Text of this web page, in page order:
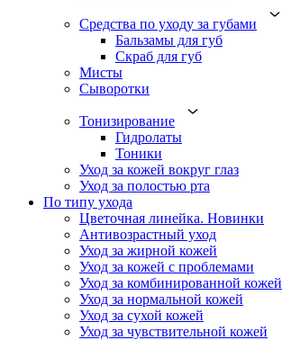
Средства по уходу за губами
Бальзамы для губ
Скраб для губ
Мисты
Сыворотки
Тонизирование
Гидролаты
Тоники
Уход за кожей вокруг глаз
Уход за полостью рта
По типу ухода
Цветочная линейка. Новинки
Антивозрастный уход
Уход за жирной кожей
Уход за кожей с проблемами
Уход за комбинированной кожей
Уход за нормальной кожей
Уход за сухой кожей
Уход за чувствительной кожей